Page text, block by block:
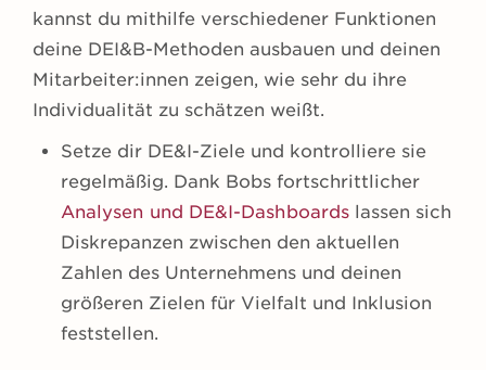
kannst du mithilfe verschiedener Funktionen
deine DEI&B-Methoden ausbauen und deinen
Mitarbeiter:innen zeigen, wie sehr du ihre
Individualität zu schätzen weißt.
Setze dir DE&I-Ziele und kontrolliere sie
regelmäßig. Dank Bobs fortschrittlicher
Analysen und DE&I-Dashboardslassen sich
Diskrepanzen zwischen den aktuellen
Zahlen des Unternehmens und deinen
größeren Zielen für Vielfalt und Inklusion
feststellen.